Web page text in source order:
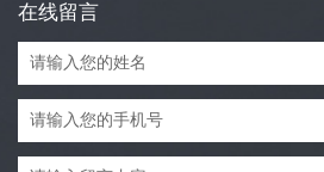
在线留言